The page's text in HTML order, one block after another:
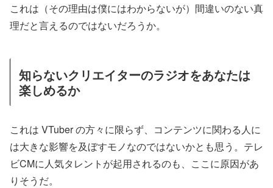
これは（その理由は僕にはわからないが）間違いのない真
理だと言えるのではないだろうか。
知らないクリエイターのラジオをあなたは
楽しめるか
これは VTuber の方々に限らず、コンテンツに関わる人に
は大きな影響を及ぼすモノなのではないかとも思う。テレ
ビCMに人気タレントが起用されるのも、ここに原因があ
りそうだ。